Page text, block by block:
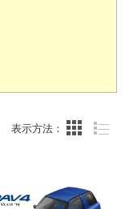
表示方法：